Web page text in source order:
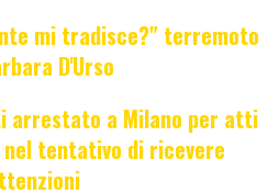
mi tradisce?" terremoto
D'Urso
arrestato a Milano per atti
tentativo di ricevere